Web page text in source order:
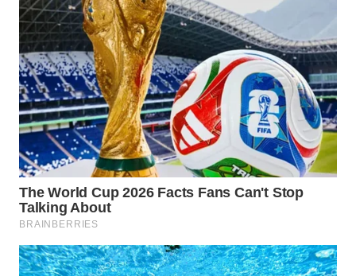
WN
NATUNA
WN
BINTAN
WN
MANDALIKA
WN
LIKUPANG
WN
LABUANBAJO